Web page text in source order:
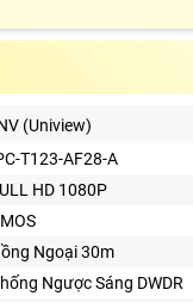
(Uniview)
T123-AF28-A
HD 1080P
Ngoại 30m
Ngược Sáng DWDR